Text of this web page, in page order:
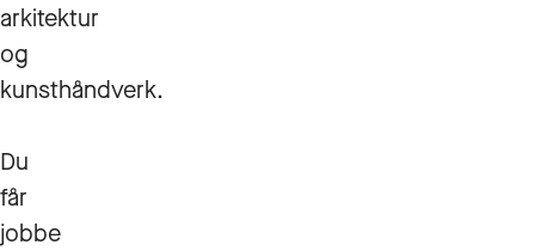
arkitektur
og
kunsthåndverk.
Du
får
jobbe